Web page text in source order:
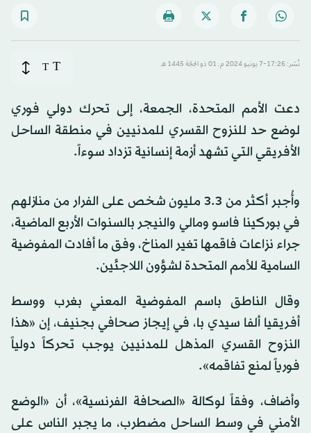
نُشر: 17:26-7 يونيو 2024 م ـ 01 ذو الحِجّة 1445 هـ T
T
دعت الأمم المتحدة، الجمعة، إلى تحرك دولي فوري
لوضع حد للنزوح القسري للمدنيين في منطقة الساحل
الأفريقي التي تشهد أزمة إنسانية تزداد سوءاً.
وأُجبر أكثر من 3.3 مليون شخص على الفرار من منازلهم
في بوركينا فاسو ومالي والنيجر بالسنوات الأربع الماضية،
جراء نزاعات فاقمها تغير المناخ، وفق ما أفادت المفوضية
السامية للأمم المتحدة لشؤون اللاجئين.
وقال الناطق باسم المفوضية المعني بغرب ووسط
أفريقيا ألفا سيدي با، في إيجاز صحافي بجنيف، إن «هذا
النزوح القسري المذهل للمدنيين يوجب تحركاً دولياً
فورياً لمنع تفاقمه».
وأضاف، وفقاً لوكالة «الصحافة الفرنسية»، أن «الوضع
الأمني في وسط الساحل مضطرب، ما يجبر الناس على